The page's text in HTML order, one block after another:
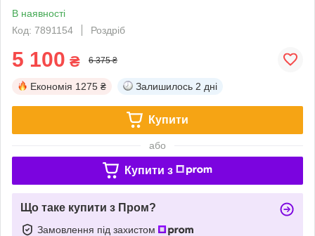
В наявності
Код: 7891154
Роздріб
5 100 ₴ 6 375 ₴
Економія 1275 ₴ Залишилось 2 дні
Купити
або
Купити з
Що таке купити з Пром?
Замовлення під захистом